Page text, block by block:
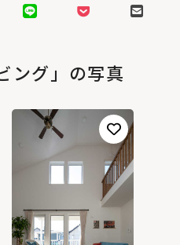
ング」の写真